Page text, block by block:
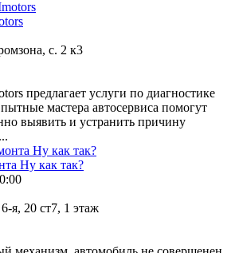
с. 2 к3
предлагает услуги по диагностике
мастера автосервиса помогут
выявить и устранить причину
Ну как так?
я, 20 ст7, 1 этаж